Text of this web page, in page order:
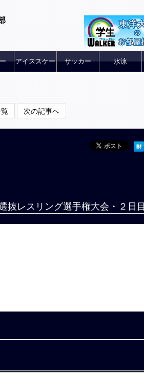
アイススケー サッカー 水泳
次の記事へ
抜レスリング選手権大会・２日目